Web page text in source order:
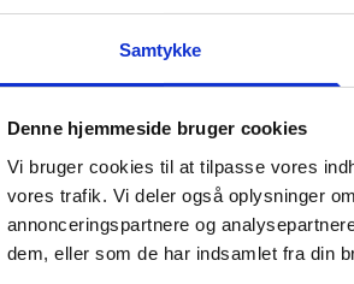
Samtykke
Denne hjemmeside bruger cookies
Vi bruger cookies til at tilpasse vores
vores trafik. Vi deler også oplysninger
annonceringspartnere og
dem, eller som de har indsamlet fra din
Jeg
Hvem
Vores